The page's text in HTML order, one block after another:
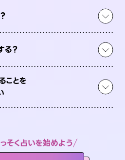
る？
ことを
そく占いを始めよう